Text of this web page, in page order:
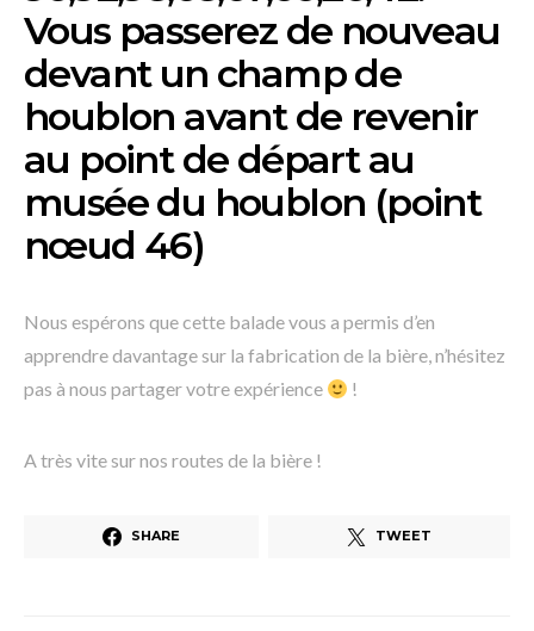
Vous passerez de nouveau
devant un champ de
houblon avant de revenir
au point de départ au
musée du houblon (point
nœud 46)
Nous espérons que cette balade vous a permis d’en
apprendre davantage sur la fabrication de la bière, n’hésitez
pas à nous partager votre expérience
!
A très vite sur nos routes de la bière !
SHARE TWEET